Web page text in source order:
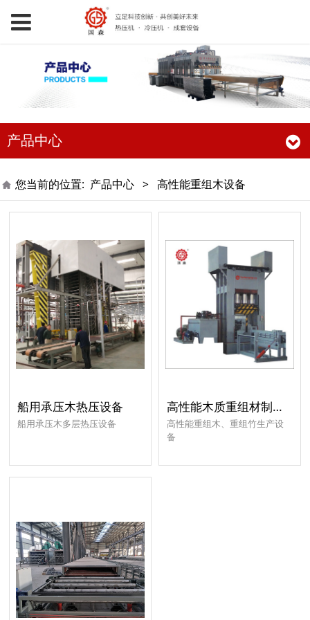
产品中心
您当前的位置: 产品中心 > 高性能重组木设备
船用承压木热压设备
船用承压木多层热压设备
高性能木质重组材制造装备
高性能重组木、重组竹生产设
备